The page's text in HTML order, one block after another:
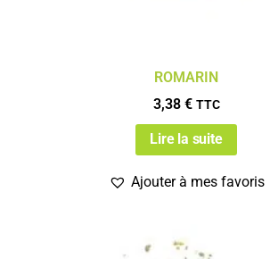
ROMARIN
3,38 € TTC
Lire la suite
Ajouter à mes favoris